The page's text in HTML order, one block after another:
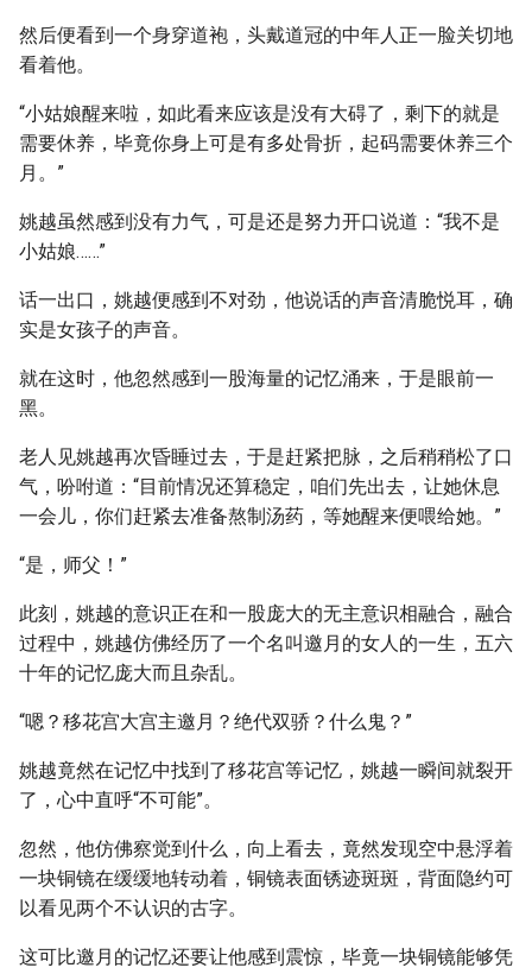
然后便看到一个身穿道袍，头戴道冠的中年人正一脸关切地
看着他。
“小姑娘醒来啦，如此看来应该是没有大碍了，剩下的就是
需要休养，毕竟你身上可是有多处骨折，起码需要休养三个
月。”
姚越虽然感到没有力气，可是还是努力开口说道：“我不是
小姑娘……”
话一出口，姚越便感到不对劲，他说话的声音清脆悦耳，确
实是女孩子的声音。
就在这时，他忽然感到一股海量的记忆涌来，于是眼前一
黑。
老人见姚越再次昏睡过去，于是赶紧把脉，之后稍稍松了口
气，吩咐道：“目前情况还算稳定，咱们先出去，让她休息
一会儿，你们赶紧去准备熬制汤药，等她醒来便喂给她。”
“是，师父！”
此刻，姚越的意识正在和一股庞大的无主意识相融合，融合
过程中，姚越仿佛经历了一个名叫邀月的女人的一生，五六
十年的记忆庞大而且杂乱。
“嗯？移花宫大宫主邀月？绝代双骄？什么鬼？”
姚越竟然在记忆中找到了移花宫等记忆，姚越一瞬间就裂开
了，心中直呼“不可能”。
忽然，他仿佛察觉到什么，向上看去，竟然发现空中悬浮着
一块铜镜在缓缓地转动着，铜镜表面锈迹斑斑，背面隐约可
以看见两个不认识的古字。
这可比邀月的记忆还要让他感到震惊，毕竟一块铜镜能够凭